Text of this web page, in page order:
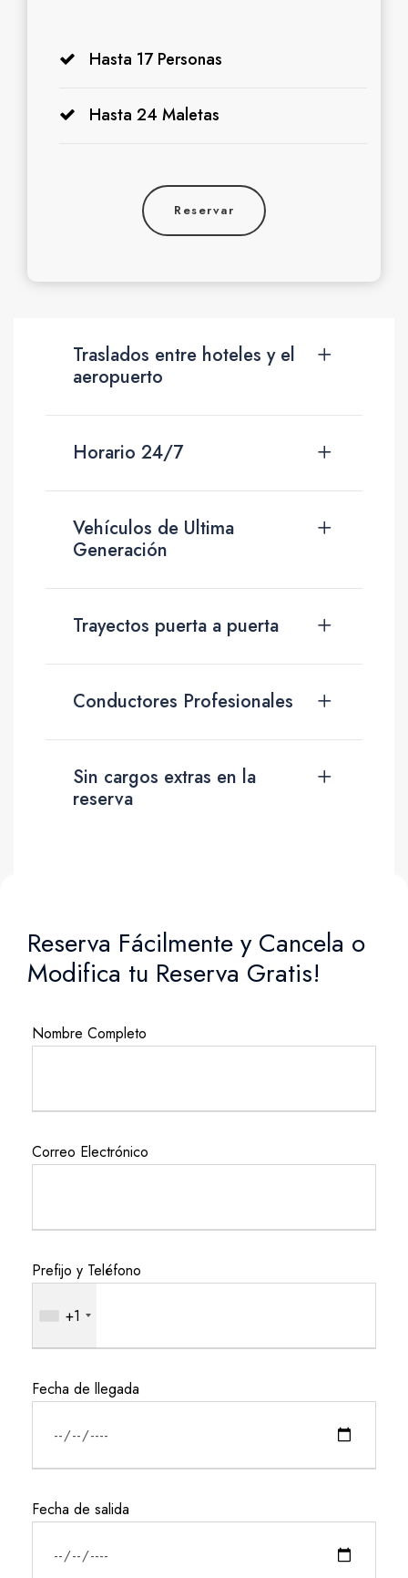
Hasta 17 Personas
Hasta 24 Maletas
Reservar
Traslados entre hoteles y el
aeropuerto
Horario 24/7
Vehículos de Ultima
Generación
Trayectos puerta a puerta
Conductores Profesionales
Sin cargos extras en la
reserva
Reserva Fácilmente y Cancela o
Modifica tu Reserva Gratis!
Nombre Completo
Correo Electrónico
Prefijo y Teléfono
+1
Fecha de llegada
Fecha de salida